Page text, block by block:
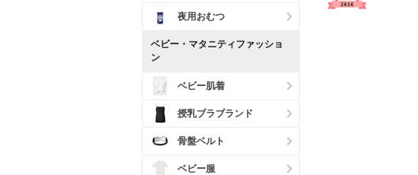
夜用おむつ
ベビー・マタニティファッショ
ン
ベビー肌着
授乳ブラブランド
骨盤ベルト
ベビー服